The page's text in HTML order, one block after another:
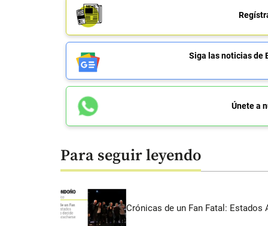
Siga las noticias de
Únete a
Para seguir leyendo
Crónicas de un Fan Fatal: